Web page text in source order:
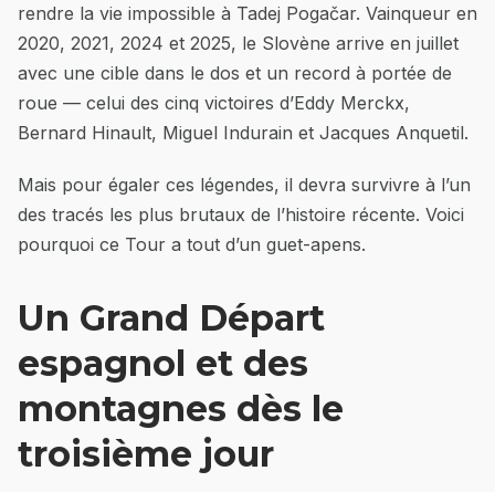
rendre la vie impossible à Tadej Pogačar. Vainqueur en
2020, 2021, 2024 et 2025, le Slovène arrive en juillet
avec une cible dans le dos et un record à portée de
roue — celui des cinq victoires d’Eddy Merckx,
Bernard Hinault, Miguel Indurain et Jacques Anquetil.
Mais pour égaler ces légendes, il devra survivre à l’un
des tracés les plus brutaux de l’histoire récente. Voici
pourquoi ce Tour a tout d’un guet-apens.
Un Grand Départ
espagnol et des
montagnes dès le
troisième jour